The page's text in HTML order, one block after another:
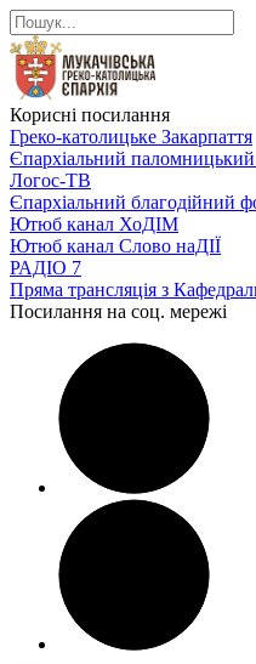
Корисні посилання
Греко-католицьке Закарпаття
Єпархіальний
Логос-ТВ
Єпархіальний благодійний
Ютюб канал ХоДІМ
Ютюб канал Слово наДІЇ
РАДІО 7
Пряма трансляція з
Посилання на соц. мережі